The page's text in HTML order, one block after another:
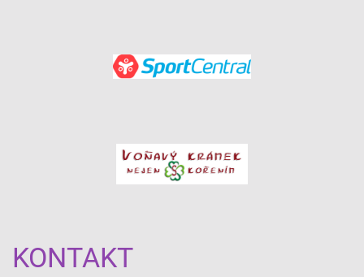
KONTAKT